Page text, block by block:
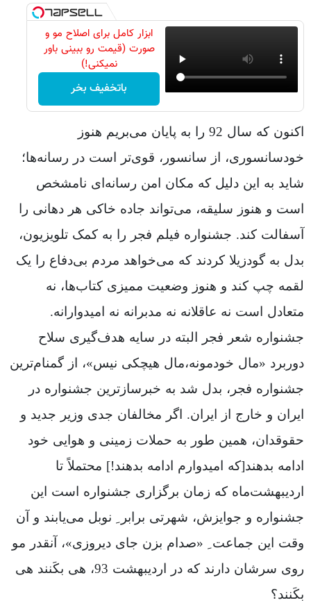
ابزار کامل برای اصلاح مو و
صورت (قیمت رو ببینی باور
نمیکنی!)
باتخفیف بخر
اکنون که سال 92 را به پایان می‌بریم هنوز
خودسانسوری، از سانسور، قوی‌تر است در رسانه‌ها؛
شاید به این دلیل که مکان امن رسانه‌ای نامشخص
است و هنوز سلیقه، می‌تواند جاده خاکی هر دهانی را
آسفالت کند. جشنواره فیلم فجر را به کمک تلویزیون،
بدل به گودزیلا کردند که می‌خواهد مردم بی‌دفاع را یک
لقمه چپ کند و هنوز وضعیت ممیزی کتاب‌ها، نه
متعادل است نه عاقلانه نه مدبرانه نه امیدوارانه.
جشنواره شعر فجر البته در سایه هدف‌گیری سلاح
دوربرد «مال خودمونه،مال هیچکی نیس»، از گمنام‌ترین
جشنواره فجر، بدل شد به خبرسازترین جشنواره در
ایران و خارج از ایران. اگر مخالفان جدی وزیر جدید و
حقوقدان، همین طور به حملات زمینی و هوایی خود
ادامه بدهند[که امیدوارم ادامه بدهند!] محتملاً تا
اردیبهشت‌ماه که زمان برگزاری جشنواره است این
جشنواره و جوایزش، شهرتی برابر ِ نوبل می‌‌‌یابند و آن
وقت این جماعت ِ «صدام بزن جای دیروزی»، آنقدر مو
روی سرشان دارند که در اردیبهشت 93، هی بکَنند هی
بکَنند؟